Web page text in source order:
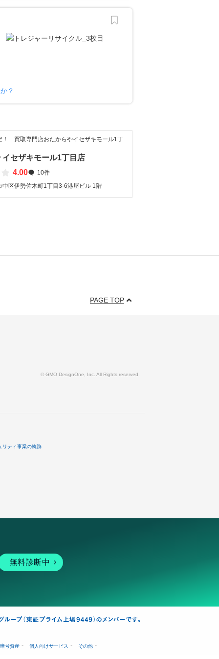
？
！ 買取専門店おたからやイセザキモール1丁
イセザキモール1丁目店
4.00
10件
中区伊勢佐木町1丁目3-6港屋ビル 1階
PAGE TOP
© GMO DesignOne, Inc. All Rights reserved.
リティ事業の軌跡
無料診断中
暗号資産 個人向けサービス その他